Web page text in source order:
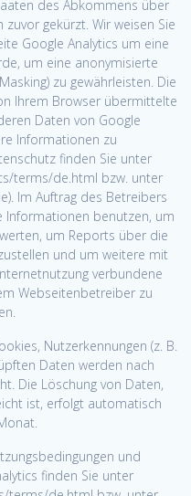
des Abkommens über
gekürzt. Wir weisen Sie
Google Analytics um eine
um eine anonymisierte
zu gewährleisten. Die
Ihrem Browser übermittelte
Daten von Google
Informationen zu
finden Sie unter
terms/de.html bzw. unter
Im Auftrag des Betreibers
Informationen benutzen, um
um Reports über die
und um weitere mit
verbundene
Webseitenbetreiber zu
Nutzerkennungen (z. B.
Daten werden nach
Die Löschung von Daten,
ist, erfolgt automatisch
und
finden Sie unter